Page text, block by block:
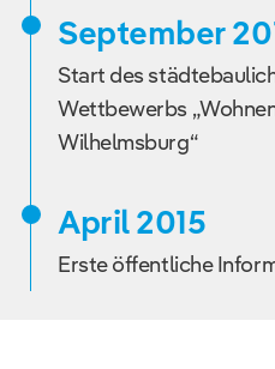
September
Start des
Wettbewerbs
Wilhelmsburg“
April 2015
Erste öffentliche